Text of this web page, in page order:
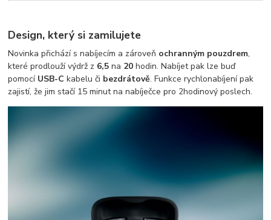
Design, který si zamilujete
Novinka přichází s nabíjecím a zároveň ochranným pouzdrem,
které prodlouží výdrž z 6,5na 20 hodin. Nabíjet pak lze buď
pomocí USB-C kabelu či bezdrátově. Funkce rychlonabíjení pak
zajistí, že jim stačí 15 minut na nabíječce pro 2hodinový poslech.